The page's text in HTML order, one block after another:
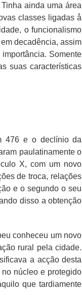
ainda uma área
classes ligadas å
o funcionalismo
decadência, assim
Somente
suas características
476 e o declínio da
paulatinamente o
X, com um novo
de troca, relações
e o segundo o seu
disso a obtenção
conheceu um novo
rural pela cidade.
a acção desta
núcleo e protegido
que tardiamente